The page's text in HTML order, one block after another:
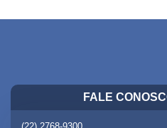
FALE
(22) 2768-9300